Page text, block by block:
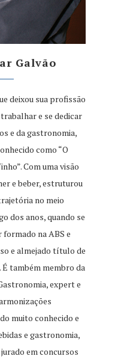
Galvão
deixou sua profissão
e se dedicar
e da gastronomia,
como “O
Com uma visão
e beber, estruturou
no meio
dos anos, quando se
na ABS e
e almejado título de
É também membro da
expert e
muito conhecido e
e gastronomia,
em concursos